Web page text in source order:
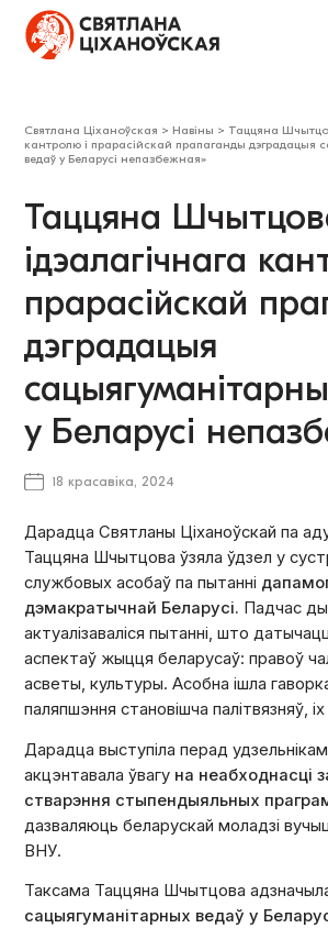
Святлана Ціханоўская > Навіны > Таццяна
кантролю і прарасійскай прапаганды дэградацыя
ведаў у Беларусі непазбежная»
Таццяна
ідэалагічнага
прарасійскай
дэградацыя
у Беларусі
18 красавіка, 2024
Дарадца Святланы Ціханоўскай па
Таццяна Шчытцова ўзяла ўдзел у
службовых асобаў па пытанні
дэмакратычнай Беларусі. Падчас
актуалізаваліся пытанні, што
аспектаў жыцця беларусаў: правоў
асветы, культуры. Асобна ішла
паляпшэння становішча палітвязняў,
Дарадца выступіла перад
акцэнтавала ўвагу на неабходнасці
стварэння стыпендыяльных
дазваляюць беларускай моладзі
ВНУ.
Таксама Таццяна Шчытцова
сацыягуманітарных ведаў у